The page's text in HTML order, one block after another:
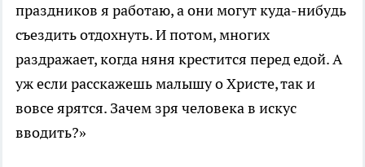
праздников я работаю, а они могут куда-нибудь
съездить отдохнуть. И потом, многих
раздражает, когда няня крестится перед едой. А
уж если расскажешь малышу о Христе, так и
вовсе ярятся. Зачем зря человека в искус
вводить?»